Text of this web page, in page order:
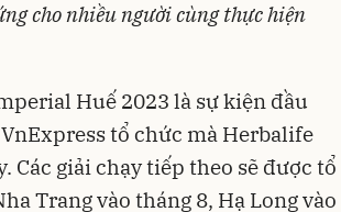
cho nhiều người cùng thực hiện
Huế 2023 là sự kiện đầu
tổ chức mà Herbalife
Các giải chạy tiếp theo sẽ được tổ
Trang vào tháng 8, Hạ Long vào